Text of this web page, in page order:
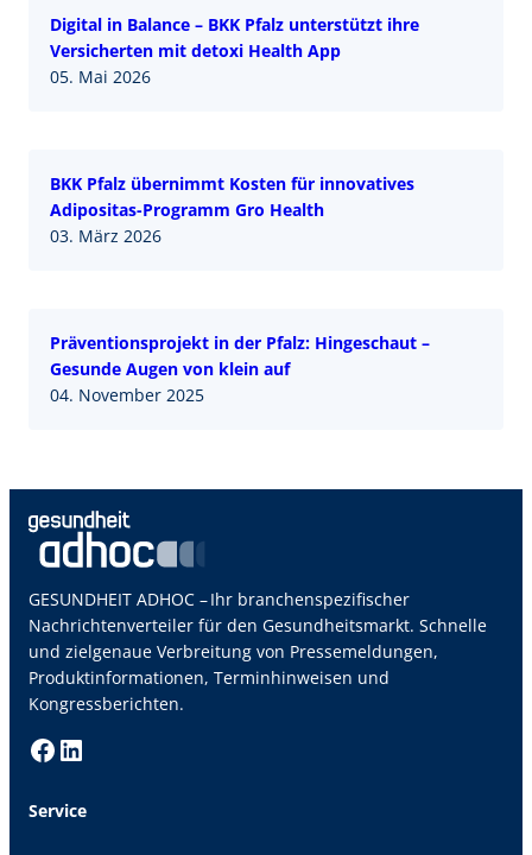
Digital in Balance – BKK Pfalz unterstützt ihre
Versicherten mit detoxi Health App
05. Mai 2026
BKK Pfalz übernimmt Kosten für innovatives
Adipositas-Programm Gro Health
03. März 2026
Präventionsprojekt in der Pfalz: Hingeschaut –
Gesunde Augen von klein auf
04. November 2025
GESUNDHEIT ADHOC – Ihr branchenspezifischer
Nachrichtenverteiler für den Gesundheitsmarkt. Schnelle
und zielgenaue Verbreitung von Pressemeldungen,
Produktinformationen, Terminhinweisen und
Kongressberichten.
Facebook LinkedIn
Service